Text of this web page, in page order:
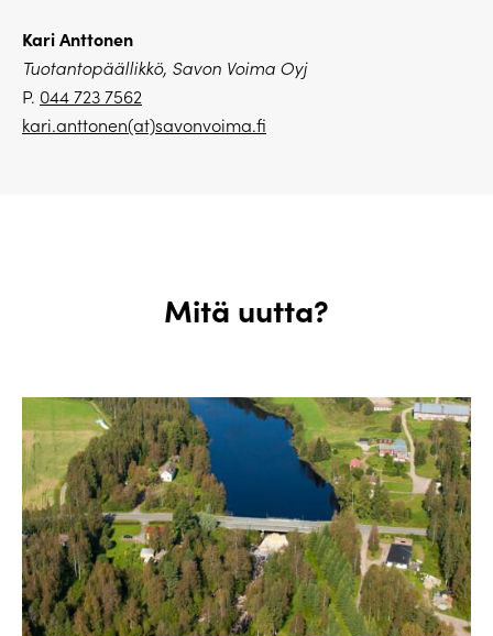
Kari Anttonen
Tuotantopäällikkö, Savon Voima Oyj
P. 044 723 7562
kari.anttonen(at)savonvoima.fi
Mitä uutta?